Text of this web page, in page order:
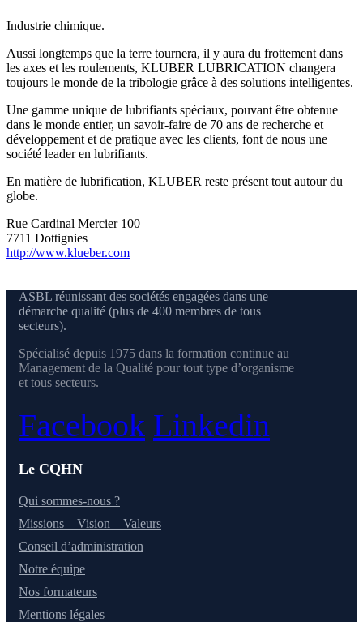
Industrie chimique.
Aussi longtemps que la terre tournera, il y aura du frottement dans
les axes et les roulements, KLUBER LUBRICATION changera
toujours le monde de la tribologie grâce à des solutions intelligentes.
Une gamme unique de lubrifiants spéciaux, pouvant être obtenue
dans le monde entier, un savoir-faire de 70 ans de recherche et
développement et de pratique avec les clients, font de nous une
société leader en lubrifiants.
En matière de lubrification, KLUBER reste présent tout autour du
globe.
Rue Cardinal Mercier 100
7711 Dottignies
http://www.klueber.com
ASBL réunissant des sociétés engagées dans une
démarche qualité (plus de 400 membres de tous
secteurs).
Spécialisé depuis 1975 dans la formation continue au
Management de la Qualité pour tout type d’organisme
et tous secteurs.
Facebook Linkedin
Le CQHN
Qui sommes-nous ?
Missions – Vision – Valeurs
Conseil d’administration
Notre équipe
Nos formateurs
Mentions légales